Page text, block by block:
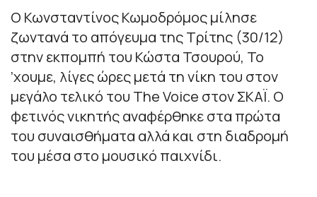
Ο Κωνσταντίνος Κωμοδρόμος μίλησε
ζωντανά το απόγευμα της Τρίτης (30/12)
στην εκπομπή του Κώστα Τσουρού, Το
’χουμε, λίγες ώρες μετά τη νίκη του στον
μεγάλο τελικό του The Voice στον ΣΚΑΪ. Ο
φετινός νικητής αναφέρθηκε στα πρώτα
του συναισθήματα αλλά και στη διαδρομή
του μέσα στο μουσικό παιχνίδι.